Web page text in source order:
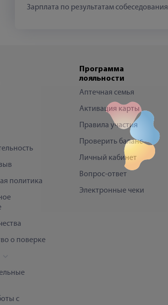
Зарплата по результатам собеседования
политика
о поверке
с
Программа
лояльности
Аптечная семья
Активация карты
Правила участия
Проверить баланс
Личный кабинет
Вопрос-ответ
Электронные чеки